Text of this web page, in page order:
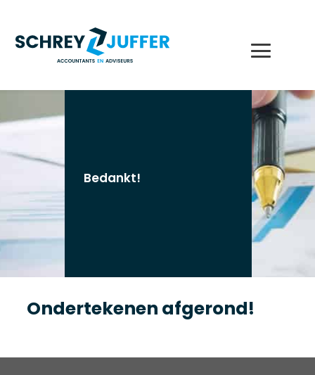
Bedankt!
Ondertekenen afgerond!